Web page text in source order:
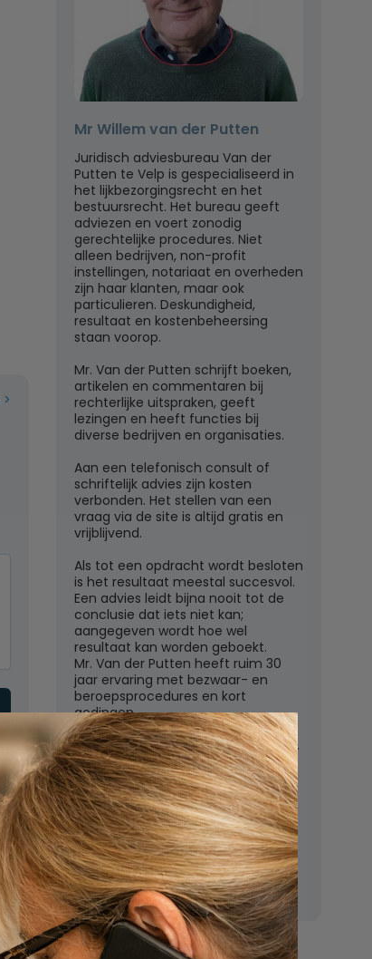
Mr Willem van der Putten
Juridisch adviesbureau Van der
Putten te Velp is gespecialiseerd in
het lijkbezorgingsrecht en het
bestuursrecht. Het bureau geeft
adviezen en voert zonodig
gerechtelijke procedures. Niet
alleen bedrijven, non-profit
instellingen, notariaat en overheden
zijn haar klanten, maar ook
particulieren. Deskundigheid,
resultaat en kostenbeheersing
staan voorop.
Mr. Van der Putten schrijft boeken,
artikelen en commentaren bij
rechterlijke uitspraken, geeft
lezingen en heeft functies bij
diverse bedrijven en organisaties.
Aan een telefonisch consult of
schriftelijk advies zijn kosten
verbonden. Het stellen van een
vraag via de site is altijd gratis en
vrijblijvend.
Als tot een opdracht wordt besloten
is het resultaat meestal succesvol.
Een advies leidt bijna nooit tot de
conclusie dat iets niet kan;
aangegeven wordt hoe wel
resultaat kan worden geboekt.
Mr. Van der Putten heeft ruim 30
jaar ervaring met bezwaar- en
beroepsprocedures en kort
gedingen.
Juridisch adviesbureau mr. W.G.H.M.
van der Putten c.s.
Zutphensestraatweg 7
6881 WN Velp (Gld)
E-mail:
mr.vanderputten@gmail.com